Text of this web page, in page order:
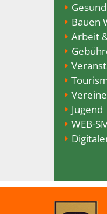
Bauen
Arbeit
Jugend
WEB-